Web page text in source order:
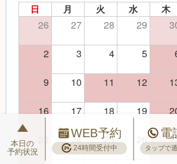
日 月 火 水 木
26 27 28 29
2
3 4 5
9 10 11 12
16
17 18 19
24 25 26
本日の
予約状況
WEB予約
24時間受付中
電
タップで